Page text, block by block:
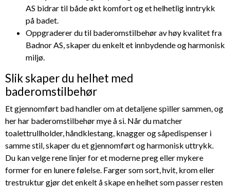
AS bidrar til både økt komfort og et helhetlig inntrykk
på badet.
Oppgraderer du til baderomstilbehør av høy kvalitet fra
Badnor AS, skaper du enkelt et innbydende og harmonisk
miljø.
Slik skaper du helhet med
baderomstilbehør
Et gjennomført bad handler om at detaljene spiller sammen, og
her har baderomstilbehør mye å si. Når du matcher
toalettrullholder, håndklestang, knagger og såpedispenser i
samme stil, skaper du et gjennomført og harmonisk uttrykk.
Du kan velge rene linjer for et moderne preg eller mykere
former for en lunere følelse. Farger som sort, hvit, krom eller
trestruktur gjør det enkelt å skape en helhet som passer resten